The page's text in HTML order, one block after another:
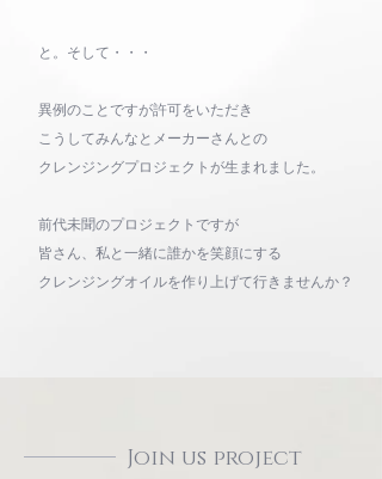
と。そして・・・
異例のことですが許可をいただき
こうしてみんなとメーカーさんとの
クレンジングプロジェクトが生まれました。
前代未聞のプロジェクトですが
皆さん、私と一緒に誰かを笑顔にする
クレンジングオイルを作り上げて行きませんか？
Join us project